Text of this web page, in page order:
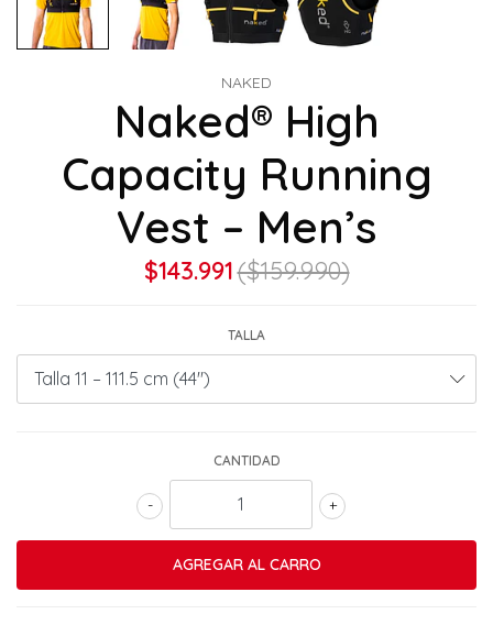
NAKED
Naked® High
Capacity Running
Vest – Men’s
$143.991($159.990)
TALLA
CANTIDAD
+
-